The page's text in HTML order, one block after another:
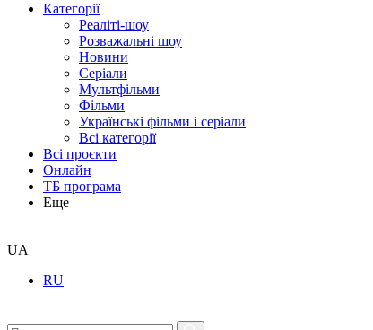
Категорії
Реаліті-шоу
Розважальні шоу
Новини
Серіали
Мультфільми
Фільми
Українські фільми і серіали
Всі категорії
Всі проєкти
Онлайн
ТБ програма
Еще
UA
RU